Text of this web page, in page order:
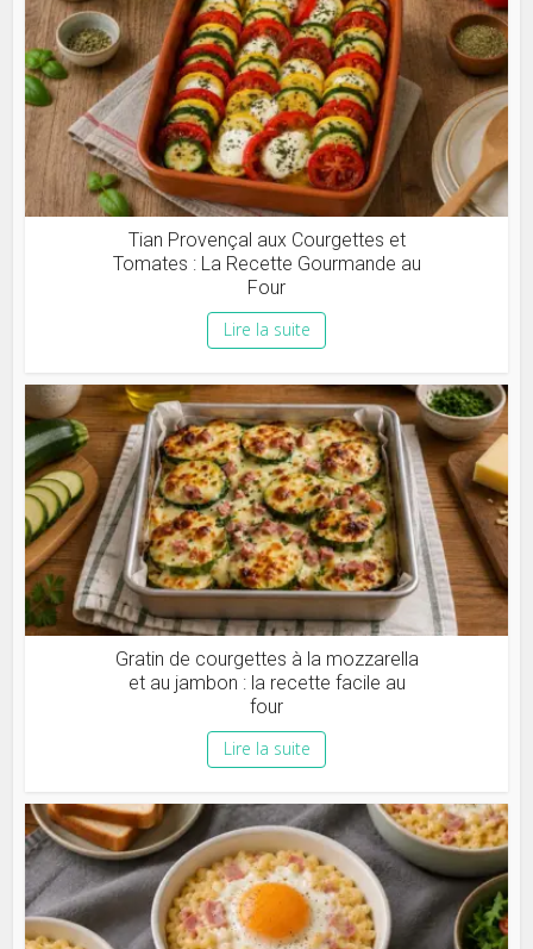
Tian Provençal aux Courgettes et
Tomates : La Recette Gourmande au
Four
Lire la suite
Gratin de courgettes à la mozzarella
et au jambon : la recette facile au
four
Lire la suite